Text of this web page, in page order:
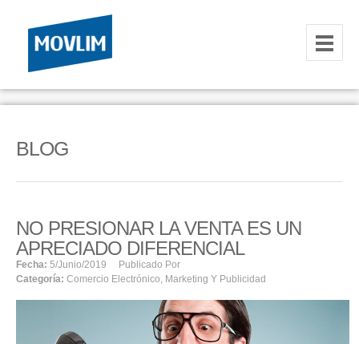
INICIO
HOSTING
HOSTING
RESELLER
SERVIDORES VPS
SERVIDORES VPS WINDOWS
BLOG
NO PRESIONAR LA VENTA ES UN
APRECIADO DIFERENCIAL
Fecha: 5/junio/2019
Publicado Por
Categoría: Comercio Electrónico, Marketing Y Publicidad